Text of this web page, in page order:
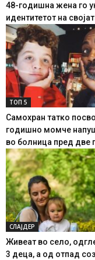
48-годишна жена го
идентитетот на
ТОП 5
Самохран татко
годишно момче
во болница пред две
СЛАЈДЕР
Живеат во село,
3 деца, а од отпад